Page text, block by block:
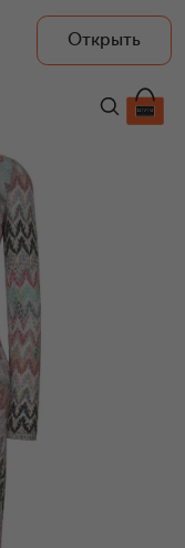
Открыть
149 000 ₽